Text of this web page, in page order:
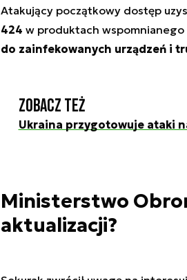
Atakujący początkowy dostęp
424 w produktach wspomnianego
do zainfekowanych urządzeń i
Zobacz też
Ukraina przygotowuje ataki
Ministerstwo
aktualizacji?